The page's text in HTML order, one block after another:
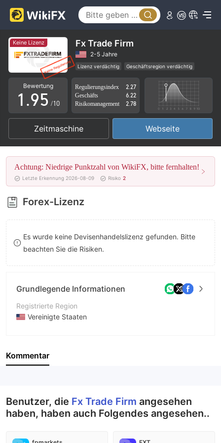
Keine Lizenz Fx Trade Firm
2-5 Jahre
Lizenz verdächtig
Geschäftsregion verdächtig
Hohes potenzielles Risiko
Bewertung
0
1
2
3
4
5
6
7
8
9
.
5
6
7
8
9
1
2
3
4
5
6
7
8
9
/10
Regulierungsindex
2.27
Geschäfts
6.22
Risikomanagement
2.78
Zeitmaschine Webseite
Achtung: Niedrige Punktzahl von WikiFX, bitte fernhalten!
Letzte Erkennung 2026-08-09 Risiko 2
Forex-Lizenz
Es wurde keine Devisenhandelslizenz gefunden. Bitte
beachten Sie die Risiken.
Grundlegende Informationen
Registrierte Region
Vereinigte Staaten
Unternehmen
Kommentar
Benutzer, die Fx Trade Firm angesehen
haben, haben auch Folgendes angesehen..